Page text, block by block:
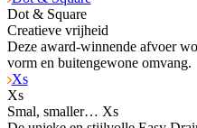
Dot & Square
Creatieve vrijheid
Deze award-winnende afvoer
vorm en buitengewone omvang.
Xs
Xs
Smal, smaller… Xs